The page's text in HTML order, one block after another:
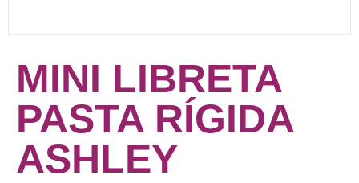
MINI LIBRETA
PASTA RÍGIDA
ASHLEY